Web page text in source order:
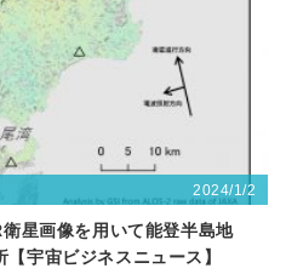
2024/1/2
星画像を用いて能登半島地
宇宙ビジネスニュース】